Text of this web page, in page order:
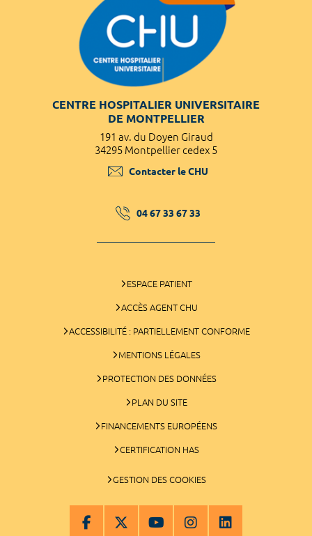
CENTRE HOSPITALIER UNIVERSITAIRE
DE MONTPELLIER
191 av. du Doyen Giraud
34295 Montpellier cedex 5
Contacter le CHU
04 67 33 67 33
ESPACE PATIENT
ACCÈS AGENT CHU
ACCESSIBILITÉ : PARTIELLEMENT CONFORME
MENTIONS LÉGALES
PROTECTION DES DONNÉES
PLAN DU SITE
FINANCEMENTS EUROPÉENS
CERTIFICATION HAS
GESTION DES COOKIES